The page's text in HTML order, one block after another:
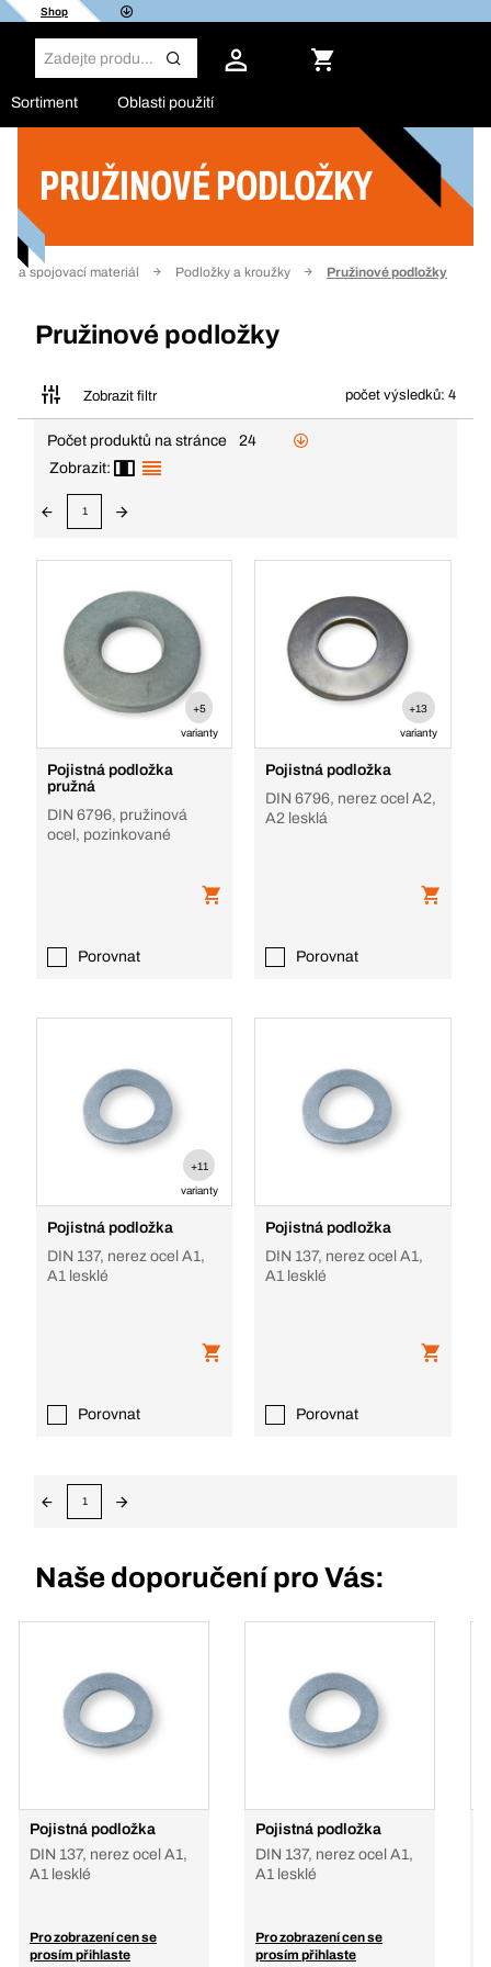
Shop
Sortiment Oblasti použití
PRUŽINOVÉ PODLOŽKY
a spojovací materiál Podložky a kroužky Pružinové podložky
Pružinové podložky
Zobrazit filtr počet výsledků: 4
Filtr
Počet produktů na stránce
24
Zobrazit:
1
+5
varianty
Pojistná podložka
pružná
DIN 6796, pružinová
ocel, pozinkované
Porovnat
+13
varianty
Pojistná podložka
DIN 6796, nerez ocel A2,
A2 lesklá
Porovnat
+11
varianty
Pojistná podložka
DIN 137, nerez ocel A1,
A1 lesklé
Porovnat
Pojistná podložka
DIN 137, nerez ocel A1,
A1 lesklé
Porovnat
1
Naše doporučení pro Vás:
Pojistná podložka
DIN 137, nerez ocel A1,
A1 lesklé
Pro zobrazení cen se
prosím přihlaste
Pojistná podložka
DIN 137, nerez ocel A1,
A1 lesklé
Pro zobrazení cen se
prosím přihlaste